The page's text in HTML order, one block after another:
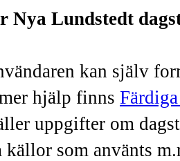
Nya Lundstedt
kan själv
hjälp finns
uppgifter om
källor som använts